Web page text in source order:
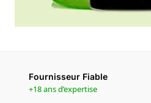
Fournisseur Fiable
+18 ans d’expertise